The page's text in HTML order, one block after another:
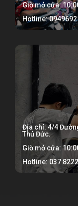
Giờ mở cửa:
Hotline:
Địa chỉ: 4/4
Thủ Đức.
Giờ mở cửa:
Hotline: 037